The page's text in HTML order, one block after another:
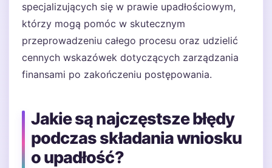
specjalizujących się w prawie upadłościowym,
którzy mogą pomóc w skutecznym
przeprowadzeniu całego procesu oraz udzielić
cennych wskazówek dotyczących zarządzania
finansami po zakończeniu postępowania.
Jakie są najczęstsze błędy
podczas składania wniosku
o upadłość?